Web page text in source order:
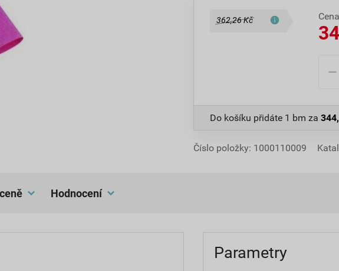
362,26 Kč
Do košíku přidáte 1 bm za
Číslo položky: 1000110009
hodnocení
Parametry